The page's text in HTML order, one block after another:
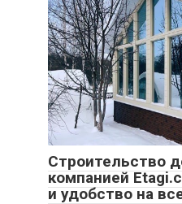
Строительство
компанией
и удобство на